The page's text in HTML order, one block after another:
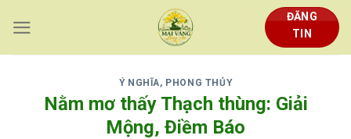
content
ĐĂNG
TIN
Ý NGHĨA, PHONG THỦY
Nằm mơ thấy Thạch thùng: Giải
Mộng, Điềm Báo